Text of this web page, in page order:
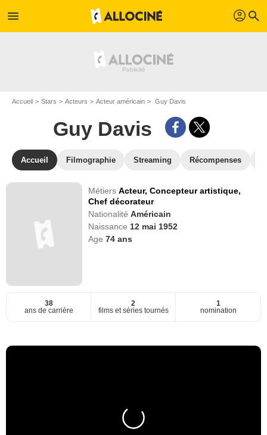
menu profil search
Accueil Stars Acteurs Acteur américain Guy Davis
Guy Davis
Accueil Filmographie Streaming Récompenses
MétiersActeur,Concepteur artistique,
Chef décorateur
NationalitéAméricain
Naissance 12 mai 1952
Age74 ans
38
ans de carrière
2
films et séries tournés
1
nomination